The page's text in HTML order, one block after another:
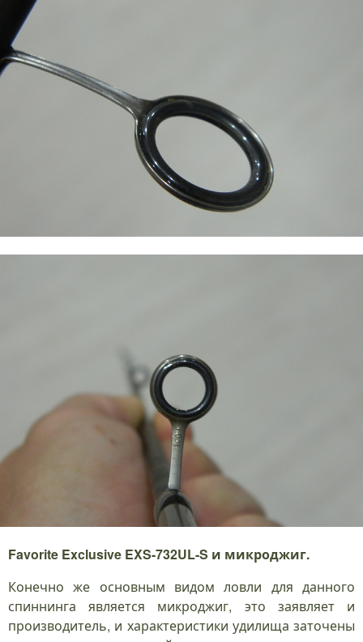
Favorite Exclusive EXS-732UL-S и микроджиг.
Конечно же основным видом ловли для данного
спиннинга является микроджиг, это заявляет и
производитель, и характеристики удилища заточены